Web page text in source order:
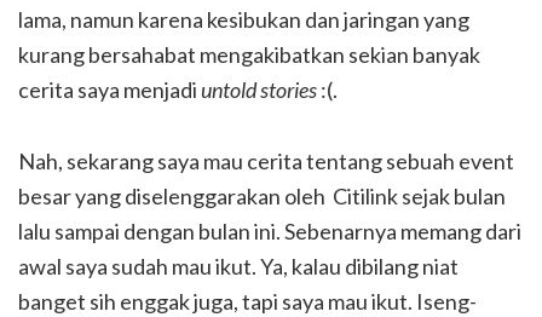
lama, namun karena kesibukan dan jaringan yang
kurang bersahabat mengakibatkan sekian banyak
cerita saya menjadiuntold stories:(.
Nah, sekarang saya mau cerita tentang sebuah event
besar yang diselenggarakan oleh Citilink sejak bulan
lalu sampai dengan bulan ini. Sebenarnya memang dari
awal saya sudah mau ikut. Ya, kalau dibilang niat
banget sih enggak juga, tapi saya mau ikut. Iseng-